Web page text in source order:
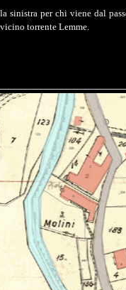
sinistra per chi viene dal
torrente Lemme.